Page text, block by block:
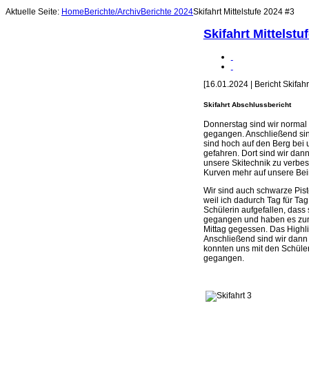
Aktuelle Seite: Home Berichte/ArchivBerichte 2024Skifahrt Mittelstufe 2024 #3
Skifahrt
[16.01.2024 | Bericht
Skifahrt Abschlussbericht
Donnerstag sind wir
gegangen. Anschließend
sind hoch auf den Berg bei
gefahren. Dort sind wir
unsere Skitechnik zu
Kurven mehr auf unsere
Wir sind auch schwarze
weil ich dadurch Tag für
Schülerin aufgefallen, dass
gegangen und haben es
Mittag gegessen. Das
Anschließend sind wir
konnten uns mit den
gegangen.